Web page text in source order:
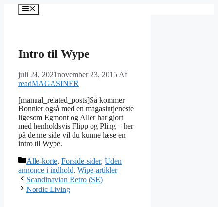
Menu
Intro til Wype
juli 24, 2021november 23, 2015 Af
readMAGASINER
[manual_related_posts]Så kommer
Bonnier også med en magasintjeneste
ligesom Egmont og Aller har gjort
med henholdsvis Flipp og Pling – her
på denne side vil du kunne læse en
intro til Wype.
Kategorier
Alle-korte, Forside-sider, Uden
annonce i indhold, Wipe-artikler
Scandinavian Retro (SE)
Nordic Living